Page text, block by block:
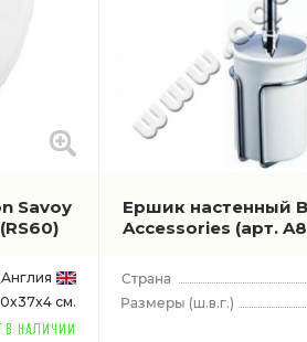
Savoy
(RS60)
Англия
см.
Ершик настенный
Accessories (арт.
(ш.в.г.)